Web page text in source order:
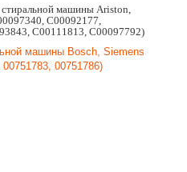
машины Ariston,
C00092177,
C00111813, C00097792)